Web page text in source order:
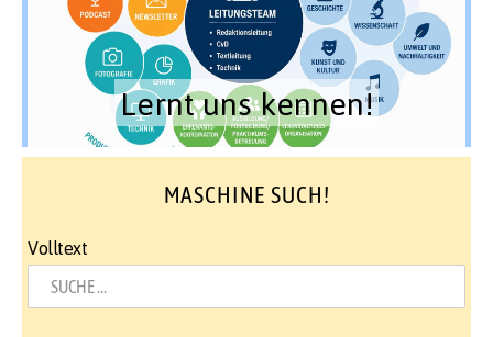
Lernt uns kennen!
MASCHINE SUCH!
Volltext